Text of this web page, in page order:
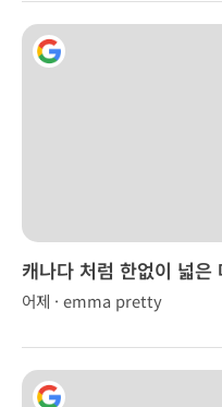
캐나다 처럼 한없이 넓
어제 · emma pretty